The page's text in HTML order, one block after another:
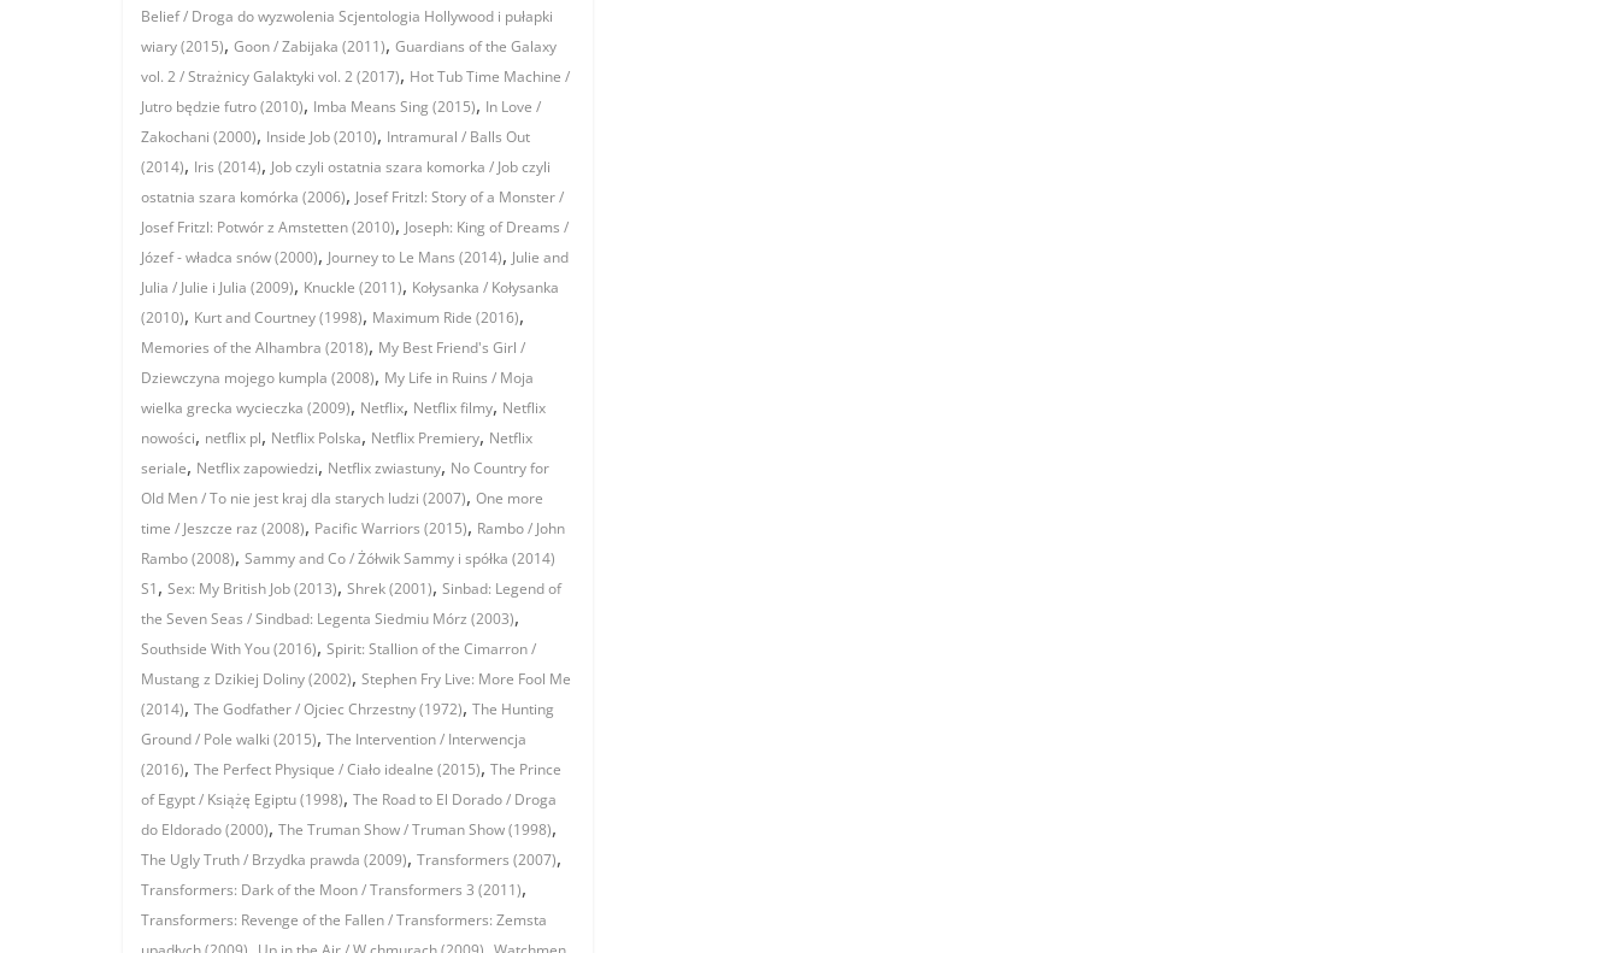
Belief / Droga do wyzwolenia Scjentologia Hollywood i pułapki
wiary (2015), Goon / Zabijaka (2011), Guardians of the Galaxy
vol. 2 / Strażnicy Galaktyki vol. 2 (2017), Hot Tub Time Machine /
Jutro będzie futro (2010), Imba Means Sing (2015), In Love /
Zakochani (2000), Inside Job (2010), Intramural / Balls Out
(2014), Iris (2014), Job czyli ostatnia szara komorka / Job czyli
ostatnia szara komórka (2006), Josef Fritzl: Story of a Monster /
Josef Fritzl: Potwór z Amstetten (2010), Joseph: King of Dreams /
Józef - władca snów (2000), Journey to Le Mans (2014), Julie and
Julia / Julie i Julia (2009), Knuckle (2011), Kołysanka / Kołysanka
(2010), Kurt and Courtney (1998), Maximum Ride (2016),
Memories of the Alhambra (2018), My Best Friend's Girl /
Dziewczyna mojego kumpla (2008), My Life in Ruins / Moja
wielka grecka wycieczka (2009), Netflix, Netflix filmy, Netflix
nowości, netflix pl, Netflix Polska, Netflix Premiery, Netflix
seriale, Netflix zapowiedzi, Netflix zwiastuny, No Country for
Old Men / To nie jest kraj dla starych ludzi (2007), One more
time / Jeszcze raz (2008), Pacific Warriors (2015), Rambo / John
Rambo (2008), Sammy and Co / Żółwik Sammy i spółka (2014)
S1, Sex: My British Job (2013), Shrek (2001), Sinbad: Legend of
the Seven Seas / Sindbad: Legenta Siedmiu Mórz (2003),
Southside With You (2016), Spirit: Stallion of the Cimarron /
Mustang z Dzikiej Doliny (2002), Stephen Fry Live: More Fool Me
(2014), The Godfather / Ojciec Chrzestny (1972), The Hunting
Ground / Pole walki (2015), The Intervention / Interwencja
(2016), The Perfect Physique / Ciało idealne (2015), The Prince
of Egypt / Książę Egiptu (1998), The Road to El Dorado / Droga
do Eldorado (2000), The Truman Show / Truman Show (1998),
The Ugly Truth / Brzydka prawda (2009), Transformers (2007),
Transformers: Dark of the Moon / Transformers 3 (2011),
Transformers: Revenge of the Fallen / Transformers: Zemsta